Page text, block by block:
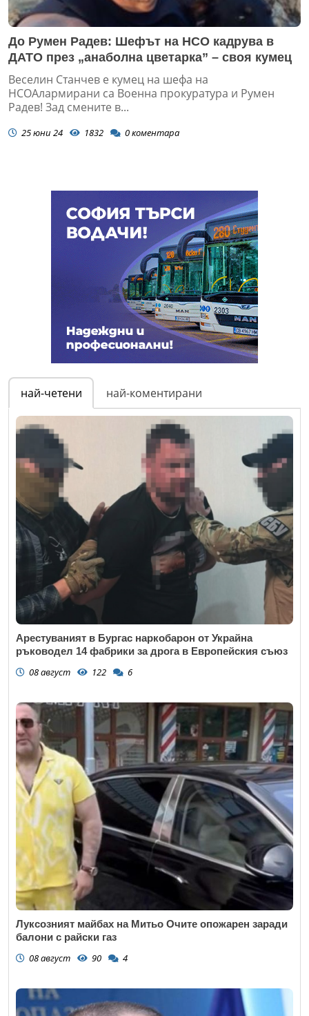
До Румен Радев: Шефът на НСО кадрува в
ДАТО през „анаболна цветарка” – своя кумец
Веселин Станчев е кумец на шефа на
НСОАлармирани са Военна прокуратура и Румен
Радев! Зад смените в...
25 юни 24 1832 0коментара
най-четени най-коментирани
Арестуваният в Бургас наркобарон от Украйна
ръководел 14 фабрики за дрога в Европейския съюз
08 август 122 6
Луксозният майбах на Митьо Очите опожарен заради
балони с райски газ
08 август 90 4